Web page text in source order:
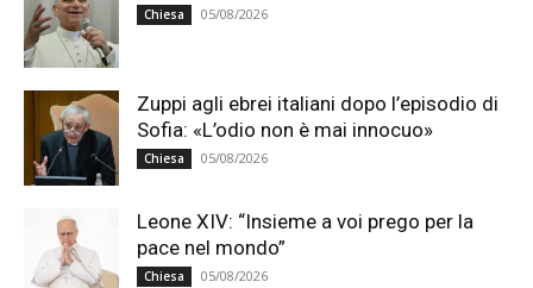
Chiesa 05/08/2026
Zuppi agli ebrei italiani dopo l’episodio di
Sofia: «L’odio non è mai innocuo»
Chiesa 05/08/2026
Leone XIV: “Insieme a voi prego per la
pace nel mondo”
Chiesa 05/08/2026